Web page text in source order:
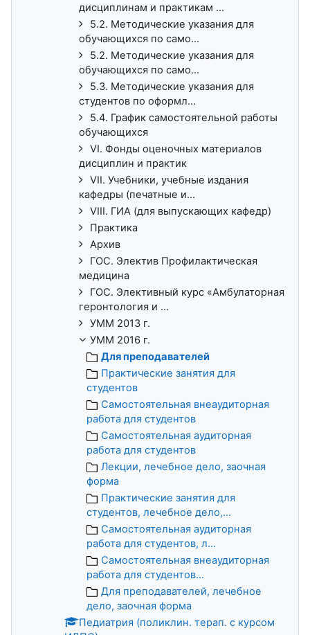
дисциплинам и практикам ...
5.2. Методические указания для
обучающихся по само...
5.2. Методические указания для
обучающихся по само...
5.3. Методические указания для
студентов по оформл...
5.4. График самостоятельной работы
обучающихся
VI. Фонды оценочных материалов
дисциплин и практик
VII. Учебники, учебные издания
кафедры (печатные и...
VIII. ГИА (для выпускающих кафедр)
Практика
Архив
ГОС. Электив Профилактическая
медицина
ГОС. Элективный курс «Амбулаторная
геронтология и ...
УММ 2013 г.
УММ 2016 г.
Для преподавателей
Практические занятия для
студентов
Самостоятельная внеаудиторная
работа для студентов
Самостоятельная аудиторная
работа для студентов
Лекции, лечебное дело, заочная
форма
Практические занятия для
студентов, лечебное дело,...
Самостоятельная аудиторная
работа для студентов, л...
Самостоятельная внеаудиторная
работа для студентов...
Для преподавателей, лечебное
дело, заочная форма
Педиатрия (поликлин. терап. с курсом